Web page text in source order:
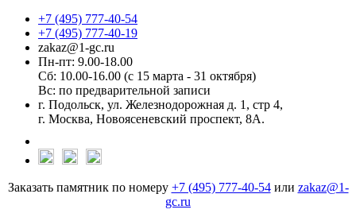
+7 (495) 777-40-54
+7 (495) 777-40-19
zakaz@1-gc.ru
Пн-пт: 9.00-18.00
Сб: 10.00-16.00 (с 15 марта - 31 октября)
Вс: по предварительной записи
г. Подольск, ул. Железнодорожная д. 1, стр 4,
г. Москва, Новоясеневский проспект, 8А.
Заказать памятник по номеру +7 (495) 777-40-54или zakaz@1-
gc.ru